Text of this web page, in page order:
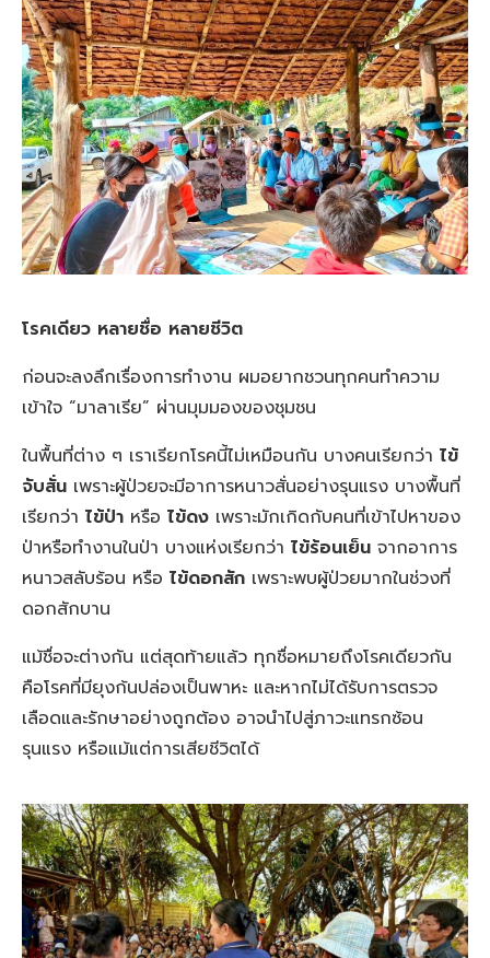
โรคเดียว หลายชื่อ หลายชีวิต
ก่อนจะลงลึกเรื่องการทำงาน ผมอยากชวนทุกคนทำความ
เข้าใจ “มาลาเรีย” ผ่านมุมมองของชุมชน
ในพื้นที่ต่าง ๆ เราเรียกโรคนี้ไม่เหมือนกัน บางคนเรียกว่า ไข้
จับสั่น เพราะผู้ป่วยจะมีอาการหนาวสั่นอย่างรุนแรง บางพื้นที่
เรียกว่า ไข้ป่า หรือ ไข้ดง เพราะมักเกิดกับคนที่เข้าไปหาของ
ป่าหรือทำงานในป่า บางแห่งเรียกว่า ไข้ร้อนเย็น จากอาการ
หนาวสลับร้อน หรือ ไข้ดอกสัก เพราะพบผู้ป่วยมากในช่วงที่
ดอกสักบาน
แม้ชื่อจะต่างกัน แต่สุดท้ายแล้ว ทุกชื่อหมายถึงโรคเดียวกัน
คือโรคที่มียุงก้นปล่องเป็นพาหะ และหากไม่ได้รับการตรวจ
เลือดและรักษาอย่างถูกต้อง อาจนำไปสู่ภาวะแทรกซ้อน
รุนแรง หรือแม้แต่การเสียชีวิตได้